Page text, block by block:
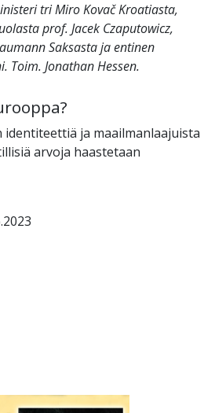
tri Miro Kovač Kroatiasta,
prof. Jacek Czaputowicz,
Saksasta ja entinen
Toim. Jonathan Hessen.
ja maailmanlaajuista
arvoja haastetaan